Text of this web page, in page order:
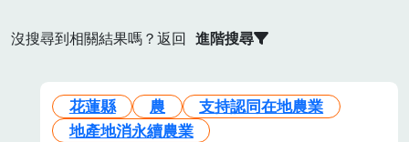
沒搜尋到相關結果嗎？返回 進階搜尋
花蓮縣 農
支持認同在地農業
地產地消永續農業